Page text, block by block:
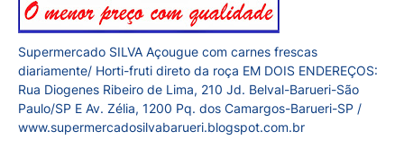
Supermercado SILVA Açougue com carnes frescas
diariamente/ Horti-fruti direto da roça EM DOIS ENDEREÇOS:
Rua Diogenes Ribeiro de Lima, 210 Jd. Belval-Barueri-São
Paulo/SP E Av. Zélia, 1200 Pq. dos Camargos-Barueri-SP /
www.supermercadosilvabarueri.blogspot.com.br